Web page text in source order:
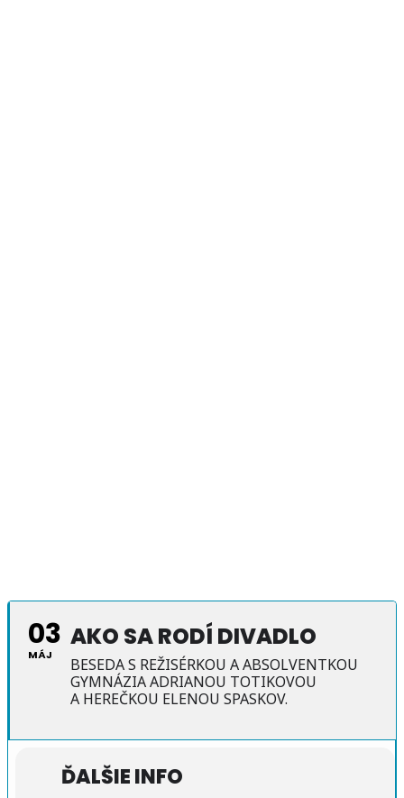
03
MÁJ
AKO SA RODÍ DIVADLO
BESEDA S REŽISÉRKOU A ABSOLVENTKOU
GYMNÁZIA ADRIANOU TOTIKOVOU
A HEREČKOU ELENOU SPASKOV.
ĎALŠIE INFO